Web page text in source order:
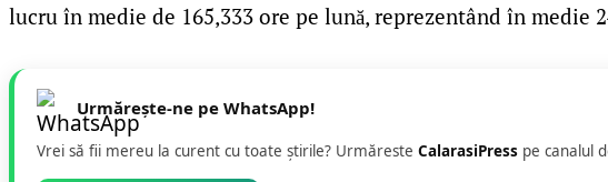
lucru în medie de 165,333 ore pe lună, reprezentând în medie
Urmărește-ne pe WhatsApp!
Vrei să fii mereu la curent cu toate știrile? Urmăreste CalarasiPress pe canalul